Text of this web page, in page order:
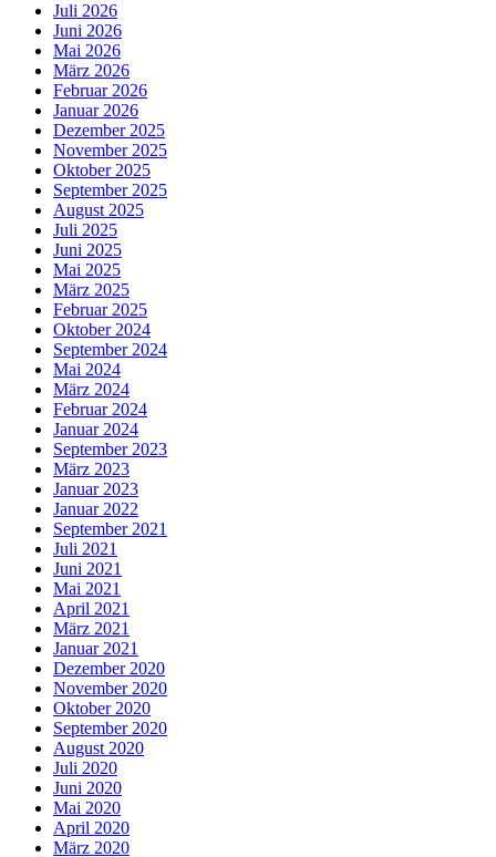
Juli 2026
Juni 2026
Mai 2026
März 2026
Februar 2026
Januar 2026
Dezember 2025
November 2025
Oktober 2025
September 2025
August 2025
Juli 2025
Juni 2025
Mai 2025
März 2025
Februar 2025
Oktober 2024
September 2024
Mai 2024
März 2024
Februar 2024
Januar 2024
September 2023
März 2023
Januar 2023
Januar 2022
September 2021
Juli 2021
Juni 2021
Mai 2021
April 2021
März 2021
Januar 2021
Dezember 2020
November 2020
Oktober 2020
September 2020
August 2020
Juli 2020
Juni 2020
Mai 2020
April 2020
März 2020